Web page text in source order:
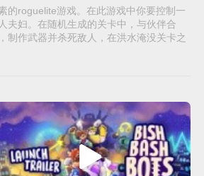
的roguelite游戏。在此游戏中你要控制一
夫妇。在随机生成的关卡中，与伙伴合
制作武器并杀死敌人，在洪水淹没关卡之